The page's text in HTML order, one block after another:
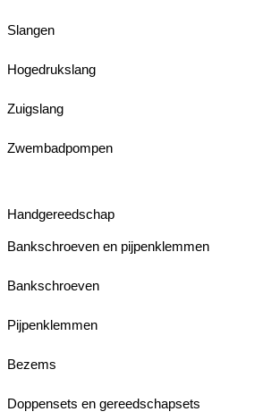
Slangen
Hogedrukslang
Zuigslang
Zwembadpompen
Handgereedschap
Bankschroeven en pijpenklemmen
Bankschroeven
Pijpenklemmen
Bezems
Doppensets en gereedschapsets